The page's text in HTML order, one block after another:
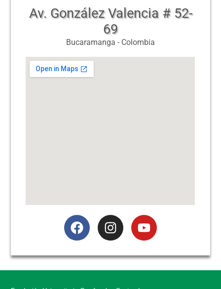
Av. González Valencia # 52-
69
Bucaramanga - Colombia